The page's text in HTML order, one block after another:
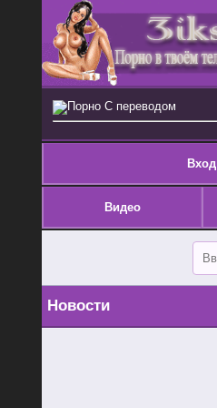
Порно С переводом
Вход
Видео
Новости